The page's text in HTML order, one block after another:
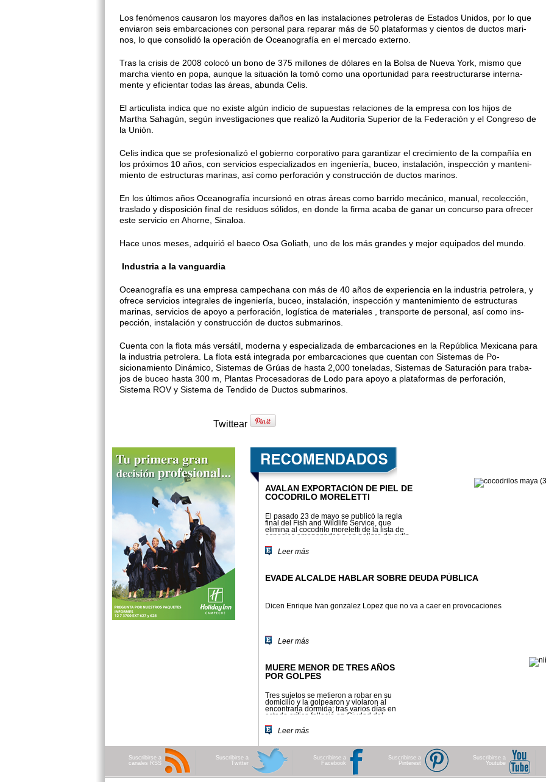
Los fenómenos causaron los ma­yores daños en las instalaciones pe­troleras de Estados Unidos, por lo que
enviaron seis embarcaciones con personal para reparar más de 50 plataformas y cientos de ductos mari­
nos, lo que consolidó la operación de Oceanografía en el mercado externo.
Tras la crisis de 2008 colocó un bono de 375 millones de dólares en la Bolsa de Nueva York, mismo que
marcha viento en popa, aunque la situación la tomó como una oportu­nidad para reestructurarse interna­
mente y eficientar todas las áreas, abunda Celis.
El articulista indica que no existe algún indicio de supuestas relaciones de la empresa con los hijos de
Martha Sahagún, según investigaciones que realizó la Auditoría Superior de la Fe­deración y el Congreso de
la Unión.
Celis indica que se profesionalizó el gobierno corporativo para garanti­zar el crecimiento de la compañía en
los próximos 10 años, con servicios especializados en ingeniería, buceo, instalación, inspección y manteni­
miento de estructuras marinas, así como perforación y construcción de ductos marinos.
En los últimos años Oceanografía incursionó en otras áreas como ba­rrido mecánico, manual, recolección,
traslado y disposición final de resi­duos sólidos, en donde la firma acaba de ganar un concurso para ofrecer
es­te servicio en Ahorne, Sinaloa.
Hace unos meses, adquirió el bae­co Osa Goliath, uno de los más gran­des y mejor equipados del mundo.
Industria a la vanguardia
Oceanografía es una empresa cam­pechana con más de 40 años de experiencia en la industria petrolera, y
ofrece servicios integrales de in­geniería, buceo, instalación, inspec­ción y mantenimiento de estruc­turas
marinas, servicios de apoyo a perforación, logística de materiales , transporte de personal, así como ins­
pección, instalación y construcción de ductos submarinos.
Cuenta con la flota más versátil, moderna y especializada de embar­caciones en la República Mexicana para
la industria petrolera. La flota está integrada por embarcaciones que cuentan con Sistemas de Po­
sicionamiento Dinámico, Sistemas de Grúas de hasta 2,000 toneladas, Sistemas de Saturación para traba­
jos de buceo hasta 300 m, Plantas Procesadoras de Lodo para apoyo a plataformas de perforación,
Sistema ROV y Sistema de Tendido de Duc­tos submarinos.
Twittear
AVALAN EXPORTACIÓN DE PIEL DE
COCODRILO MORELETTI
El pasado 23 de mayo se publicó la regla
final del Fish and Wildli­fe Service, que
elimina al cocodri­lo moreletti de la lista de
especies amenazadas o en peligro de extin­
Leer más
EVADE ALCALDE HABLAR SOBRE DEUDA PÚBLICA
Dicen Enrique Iván gonzález López que no va a caer en provocaciones
Leer más
MUERE MENOR DE TRES AÑOS
POR GOLPES
Tres sujetos se metieron a robar en su
domicilio y la golpearon y violaron al
encontrarla dormida; tras varios días en
estado crítico falleció en Ciudad del
Leer más
Suscribirse a
canales RSS
Suscribirse a
Twitter
Suscribirse a
Facebook
Suscribirse a
Pinterest
Suscribirse a
Youtube